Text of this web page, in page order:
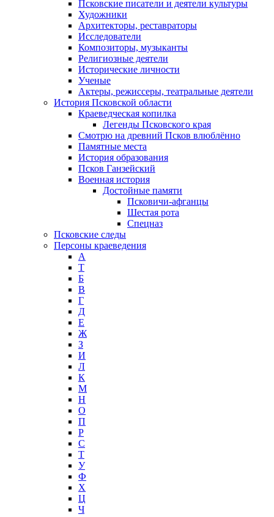
Псковские писатели и деятели культуры
Художники
Архитекторы, реставраторы
Исследователи
Композиторы, музыканты
Религиозные деятели
Исторические личности
Ученые
Актеры, режиссеры, театральные деятели
История Псковской области
Краеведческая копилка
Легенды Псковского края
Смотрю на древний Псков влюблённо
Памятные места
История образования
Псков Ганзейский
Военная история
Достойные памяти
Псковичи-афганцы
Шестая рота
Спецназ
Псковские следы
Персоны краеведения
А
T
Б
В
Г
Д
Е
Ж
З
И
Л
К
М
Н
О
П
Р
С
Т
У
Ф
Х
Ц
Ч